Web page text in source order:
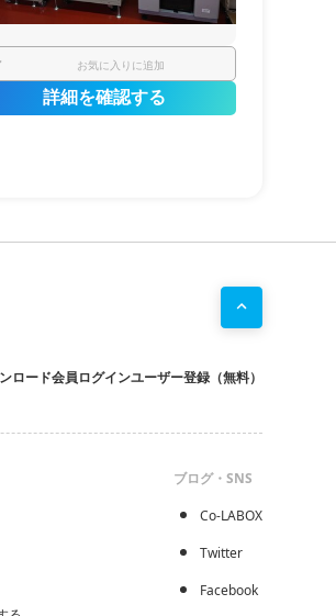
お気に入りに追加
詳細を確認する
ロード会員ログインユーザー登録（無料）
ブログ・SNS
Co-LABOX
Twitter
Facebook